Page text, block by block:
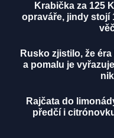
Krabička za 125
opraváře, jindy stojí
Rusko zjistilo, že
a pomalu je
Rajčata do
předčí i